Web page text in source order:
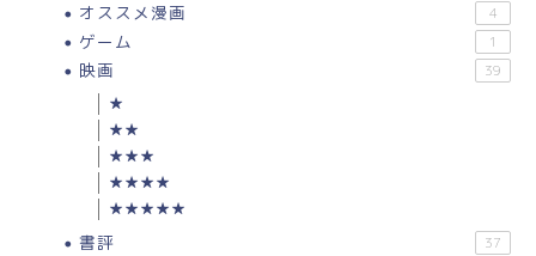
オススメ漫画 4
ゲーム 1
映画 39
★
★★
★★★
★★★★
★★★★★
書評 37